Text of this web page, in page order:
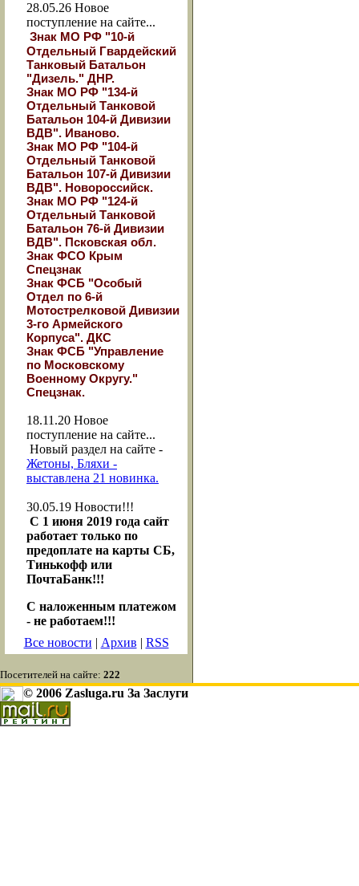
28.05.26 Новое
поступление на сайте...
Знак МО РФ "10-й
Отдельный Гвардейский
Танковый Батальон
"Дизель." ДНР.
Знак МО РФ "134-й
Отдельный Танковой
Батальон 104-й Дивизии
ВДВ". Иваново.
Знак МО РФ "104-й
Отдельный Танковой
Батальон 107-й Дивизии
ВДВ". Новороссийск.
Знак МО РФ "124-й
Отдельный Танковой
Батальон 76-й Дивизии
ВДВ". Псковская обл.
Знак ФСО Крым
Спецзнак
Знак ФСБ "Особый
Отдел по 6-й
Мотострелковой Дивизии
3-го Армейского
Корпуса". ДКС
Знак ФСБ "Управление
по Московскому
Военному Округу."
Спецзнак.
18.11.20 Новое
поступление на сайте...
Новый раздел на сайте -
Жетоны, Бляхи -
выставлена 21 новинка.
30.05.19 Новости!!!
С 1 июня 2019 года сайт
работает только по
предоплате на карты СБ,
Тинькофф или
ПочтаБанк!!!
С наложенным платежом
- не работаем!!!
Все новости | Архив | RSS
Посетителей на сайте: 222
© 2006 Zasluga.ru За Заслуги